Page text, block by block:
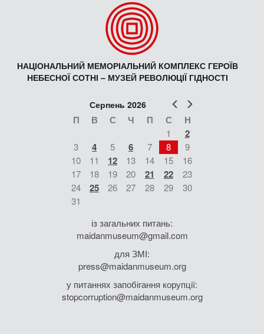
НАЦІОНАЛЬНИЙ МЕМОРІАЛЬНИЙ КОМПЛЕКС ГЕРОЇВ
НЕБЕСНОЇ СОТНІ – МУЗЕЙ РЕВОЛЮЦІЇ ГІДНОСТІ
Попер
Серпень 2026
П В С Ч П С Н
1 2
3 4 5 6 7 8
9
10
11 12 13 14 15
16
17
18 19 20 21 22
23
24
25 26 27 28 29
30
31
із загальних питань:
maidanmuseum@gmail.com
для ЗМІ:
press@maidanmuseum.org
у питаннях запобігання корупції:
stopcorruption@maidanmuseum.org